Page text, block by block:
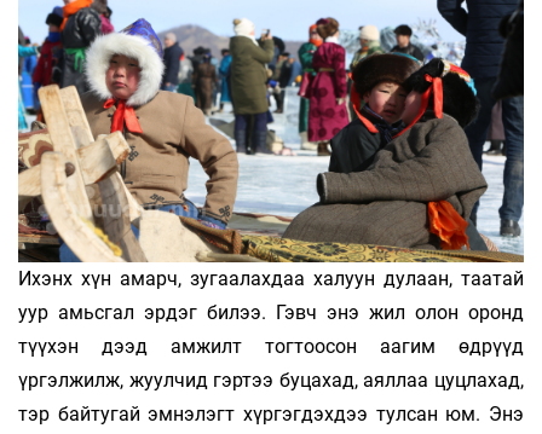
Ихэнх хүн амарч, зугаалахдаа халуун дулаан, таатай
уур амьсгал эрдэг билээ. Гэвч энэ жил олон оронд
түүхэн дээд амжилт тогтоосон аагим өдрүүд
үргэлжилж, жуулчид гэртээ буцахад, аяллаа цуцлахад,
тэр байтугай эмнэлэгт хүргэгдэхдээ тулсан юм. Энэ